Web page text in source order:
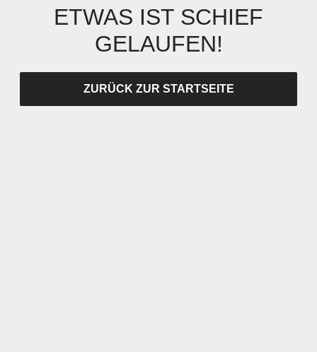
ETWAS IST SCHIEF
GELAUFEN!
ZURÜCK ZUR STARTSEITE